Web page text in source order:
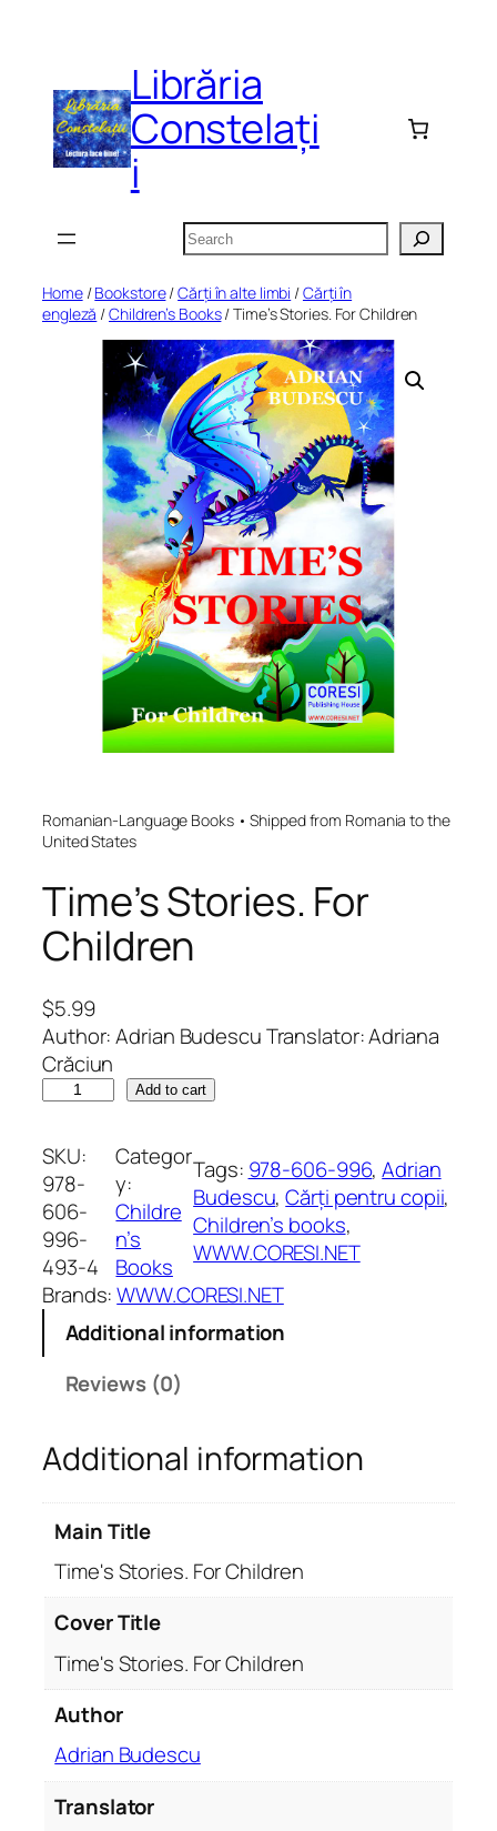
Librăria
Constelați
i
Search
Home/Bookstore/Cărți în alte limbi /Cărți în
engleză /Children’s Books/ Time’s Stories. For Children
Romanian-Language Books • Shipped from Romania to the
United States
Time’s Stories. For
Children
$5.99
Author: Adrian Budescu Translator: Adriana
Crăciun
m
e
'
s
S
t
o
F
o
C
h
q
Add to cart
SKU:
978-
606-
996-
493-4
Categor
y:
Childre
n’s
Books
Tags: 978-606-996, Adrian
Budescu, Cărți pentru copii
Children’s books
WWW.CORESI.NET
Brands:WWW.CORESI.NET
Additional information
Reviews (0)
Additional information
Main Title
Time's Stories. For Children
Cover Title
Time's Stories. For Children
Author
Adrian Budescu
Translator